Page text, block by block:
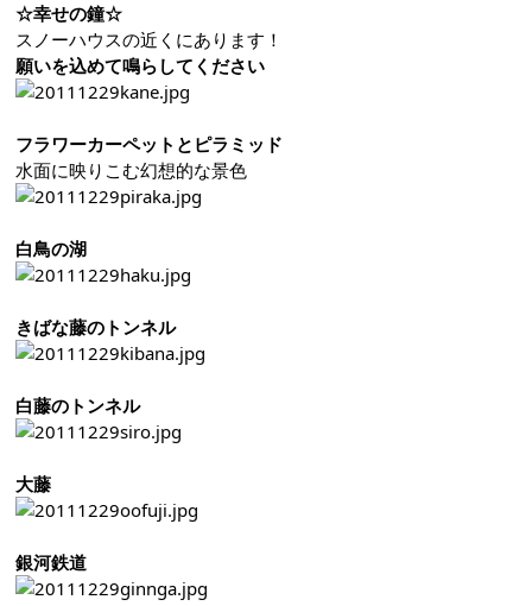
☆幸せの鐘☆
スノーハウスの近くにあります！
願いを込めて鳴らしてください
フラワーカーペットとピラミッド
水面に映りこむ幻想的な景色
白鳥の湖
きばな藤のトンネル
白藤のトンネル
大藤
銀河鉄道